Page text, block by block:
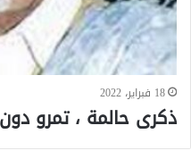
18 فبراير، 2022
ذكرى حالمة ، تمرو